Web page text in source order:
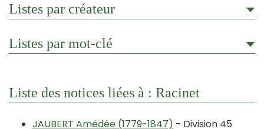
Listes par créateur
Listes par mot-clé
Liste des notices liées à : Racinet
JAUBERT Amédée (1779-1847) - Division 45